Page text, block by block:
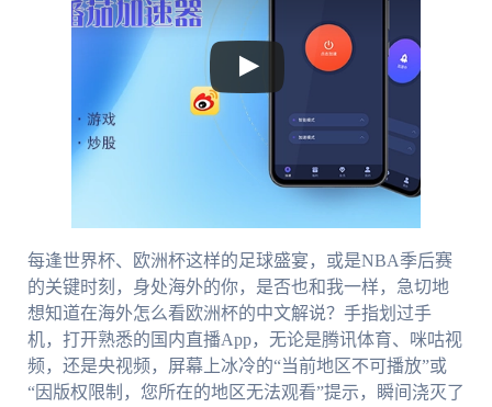
每逢世界杯、欧洲杯这样的足球盛宴，或是NBA季后赛
的关键时刻，身处海外的你，是否也和我一样，急切地
想知道在海外怎么看欧洲杯的中文解说？手指划过手
机，打开熟悉的国内直播App，无论是腾讯体育、咪咕视
频，还是央视频，屏幕上冰冷的“当前地区不可播放”或
“因版权限制，您所在的地区无法观看”提示，瞬间浇灭了